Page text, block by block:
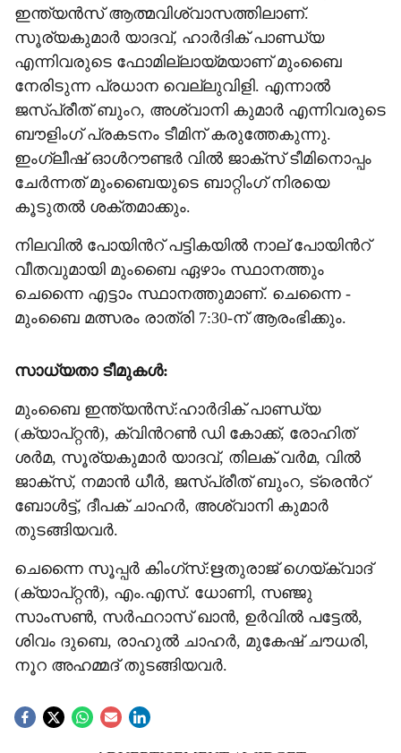
ഇന്ത്യൻസ് ആത്മവിശ്വാസത്തിലാണ്.
സൂര്യകുമാർ യാദവ്, ഹാർദിക് പാണ്ഡ്യ
എന്നിവരുടെ ഫോമില്ലായ്മയാണ് മുംബൈ
നേരിടുന്ന പ്രധാന വെല്ലുവിളി. എന്നാൽ
ജസ്പ്രീത് ബുംറ, അശ്വാനി കുമാർ എന്നിവരുടെ
ബൗളിംഗ് പ്രകടനം ടീമിന് കരുത്തേകുന്നു.
ഇംഗ്ലീഷ് ഓൾറൗണ്ടർ വിൽ ജാക്സ് ടീമിനൊപ്പം
ചേർന്നത് മുംബൈയുടെ ബാറ്റിംഗ് നിരയെ
കൂടുതൽ ശക്തമാക്കും.
നിലവിൽ പോയിന്‍റ് പട്ടികയിൽ നാല് പോയിന്‍റ്
വീതവുമായി മുംബൈ ഏഴാം സ്ഥാനത്തും
ചെന്നൈ എട്ടാം സ്ഥാനത്തുമാണ്. ചെന്നൈ -
മുംബൈ മത്സരം രാത്രി 7:30-ന് ആരംഭിക്കും.
സാധ്യതാ ടീമുകൾ:
മുംബൈ ഇന്ത്യൻസ്:ഹാർദിക് പാണ്ഡ്യ
(ക്യാപ്റ്റൻ), ക്വിന്‍റൺ ഡി കോക്ക്, രോഹിത്
ശർമ, സൂര്യകുമാർ യാദവ്, തിലക് വർമ, വിൽ
ജാക്സ്, നമാൻ ധീർ, ജസ്പ്രീത് ബുംറ, ട്രെന്‍റ്
ബോൾട്ട്, ദീപക് ചാഹർ, അശ്വാനി കുമാർ
തുടങ്ങിയവർ.
ചെന്നൈ സൂപ്പർ കിംഗ്‌സ്:ഋതുരാജ് ഗെയ്ക്‌വാദ്
(ക്യാപ്റ്റൻ), എം.എസ്. ധോണി, സഞ്ജു
സാംസൺ, സർഫറാസ് ഖാൻ, ഉർവിൽ പട്ടേൽ,
ശിവം ദുബെ, രാഹുൽ ചാഹർ, മുകേഷ് ചൗധരി,
നൂറ അഹമ്മദ് തുടങ്ങിയവർ.